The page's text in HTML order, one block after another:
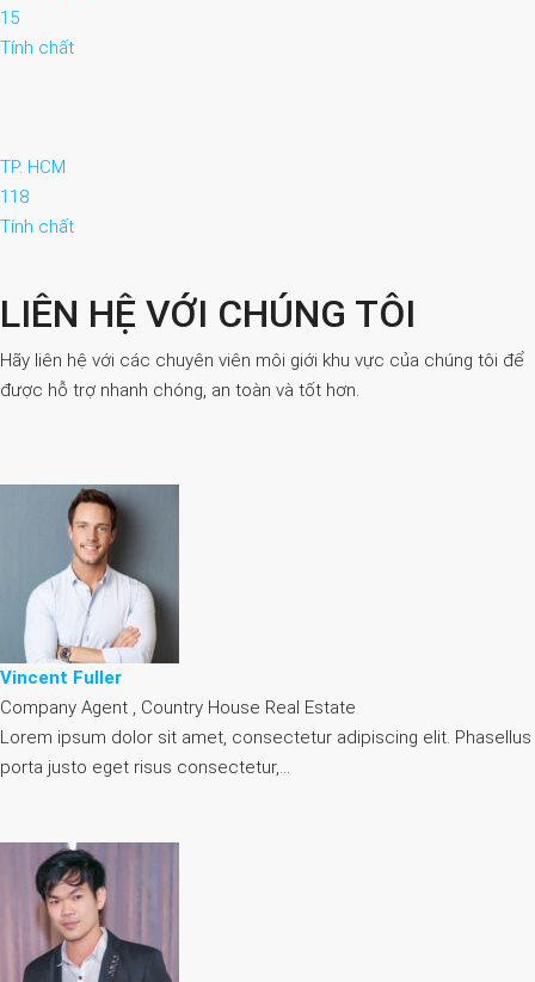
15
Tính chất
TP. HCM
118
Tính chất
LIÊN HỆ VỚI CHÚNG TÔI
Hãy liên hệ với các chuyên viên môi giới khu vực của chúng tôi để
được hỗ trợ nhanh chóng, an toàn và tốt hơn.
Vincent Fuller
Company Agent , Country House Real Estate
Lorem ipsum dolor sit amet, consectetur adipiscing elit. Phasellus
porta justo eget risus consectetur,…